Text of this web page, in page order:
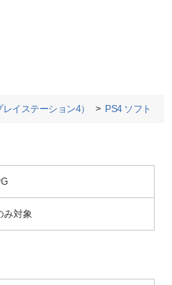
レイステーション4） PS4 ソフト
み対象